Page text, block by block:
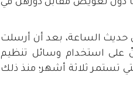
دون تعويض مقابل دورهن في
حديث الساعة، بعد أن أرسلت
على استخدام وسائل تنظيم
تستمر ثلاثة أشهر؛ منذ ذلك